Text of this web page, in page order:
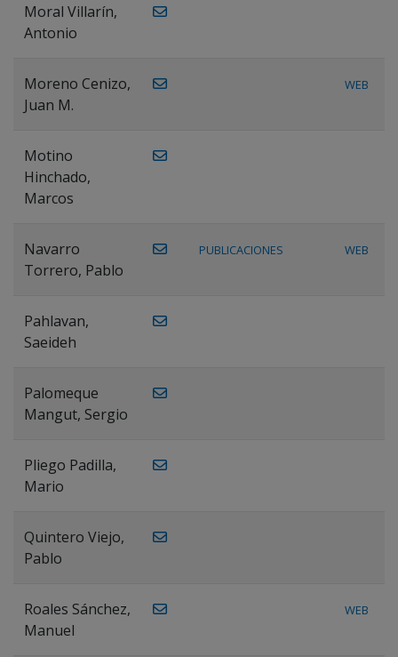
Moral Villarín,
Antonio
Moreno Cenizo,
Juan M.
WEB
Motino
Hinchado,
Marcos
Navarro
Torrero, Pablo
PUBLICACIONES WEB
Pahlavan,
Saeideh
Palomeque
Mangut, Sergio
Pliego Padilla,
Mario
Quintero Viejo,
Pablo
Roales Sánchez,
Manuel
WEB